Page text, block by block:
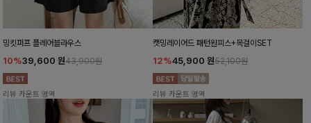
밍킷퍼프 플레어블라우스
10%39,600 원43,900원
리뷰 카운트 영역
캣밍레이어드 패턴원피스+목걸이SET
12%45,900 원52,100원
리뷰 카운트 영역